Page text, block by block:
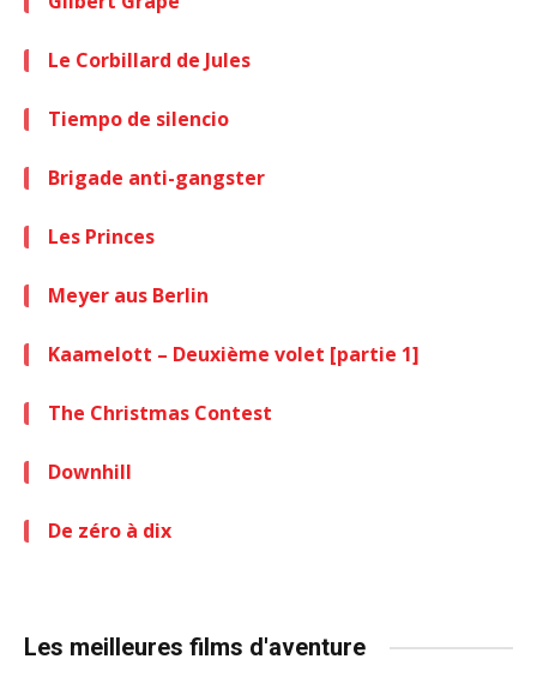
Le Corbillard de Jules
Tiempo de silencio
Brigade anti-gangster
Les Princes
Meyer aus Berlin
Kaamelott – Deuxième volet [partie 1]
The Christmas Contest
Downhill
De zéro à dix
Les meilleures films d'aventure